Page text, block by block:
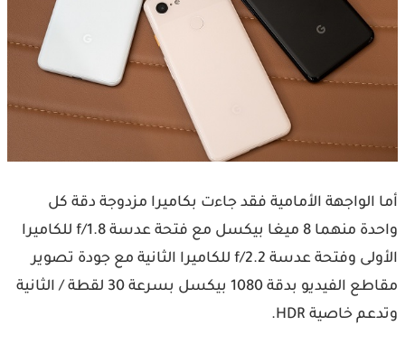
أما الواجهة الأمامية فقد جاءت بكاميرا مزدوجة دقة كل
واحدة منهما 8 ميغا بيكسل مع فتحة عدسة f/1.8 للكاميرا
الأولى وفتحة عدسة f/2.2 للكاميرا الثانية مع جودة تصوير
مقاطع الفيديو بدقة 1080 بيكسل بسرعة 30 لقطة / الثانية
وتدعم خاصية HDR.